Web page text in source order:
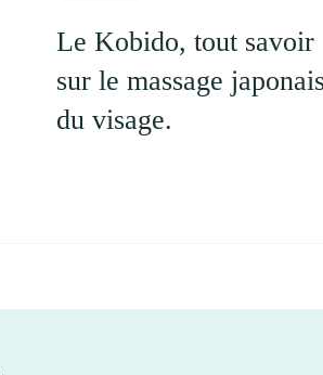
Le Kobido, tout savoir
sur le massage
du visage.